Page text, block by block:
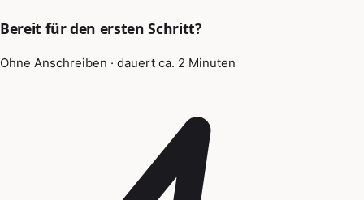
Bereit für den ersten Schritt?
Ohne Anschreiben · dauert ca. 2 Minuten